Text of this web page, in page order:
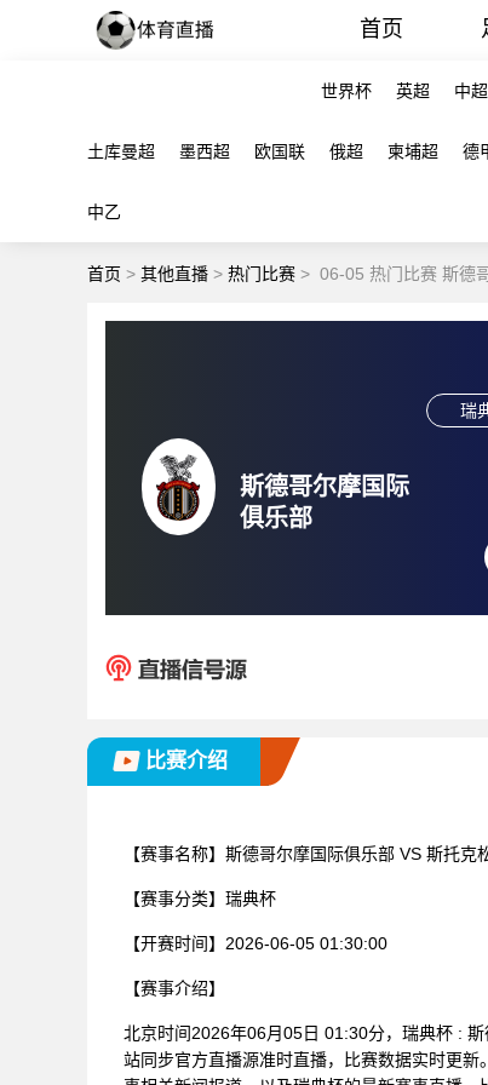
首页
世界杯 英超 中超
土库曼超 墨西超 欧国联 俄超 柬埔超 德
中乙
首页 > 其他直播 > 热门比赛 > 06-05 热门比赛 斯德
斯德哥尔摩国际
俱乐部
瑞
比赛介绍
【赛事名称】 斯德哥尔摩国际俱乐部 VS 斯托克
【赛事分类】 瑞典杯
【开赛时间】 2026-06-05 01:30:00
【赛事介绍】
北京时间2026年06月05日 01:30分，瑞典杯 :
站同步官方直播源准时直播，比赛数据实时更